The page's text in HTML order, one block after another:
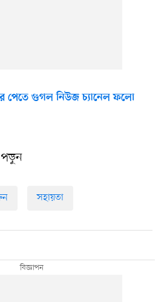
পেতে গুগল নিউজ চ্যানেল ফলো
সহায়তা